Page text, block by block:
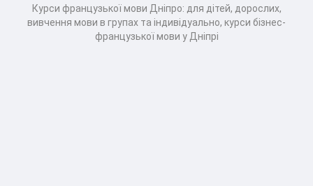
Курси французької мови Дніпро: для дітей, дорослих,
вивчення мови в групах та індивідуально, курси бізнес-
французької мови у Дніпрі